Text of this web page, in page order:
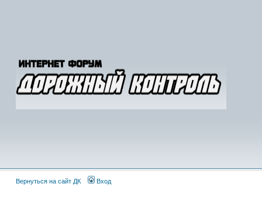
Вернуться на сайт ДК Вход